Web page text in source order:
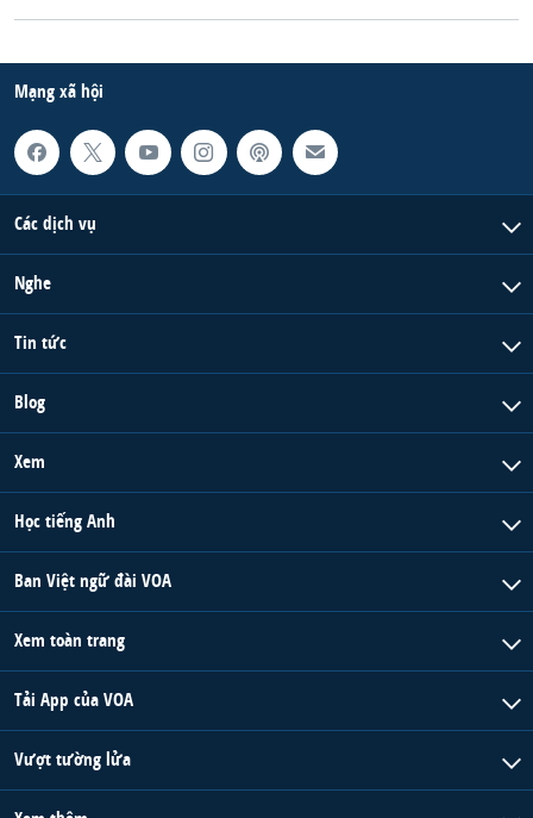
Mạng xã hội
Các dịch vụ
Nghe
Tin tức
Blog
Xem
Học tiếng Anh
Ban Việt ngữ đài VOA
Xem toàn trang
Tải App của VOA
Vượt tường lửa